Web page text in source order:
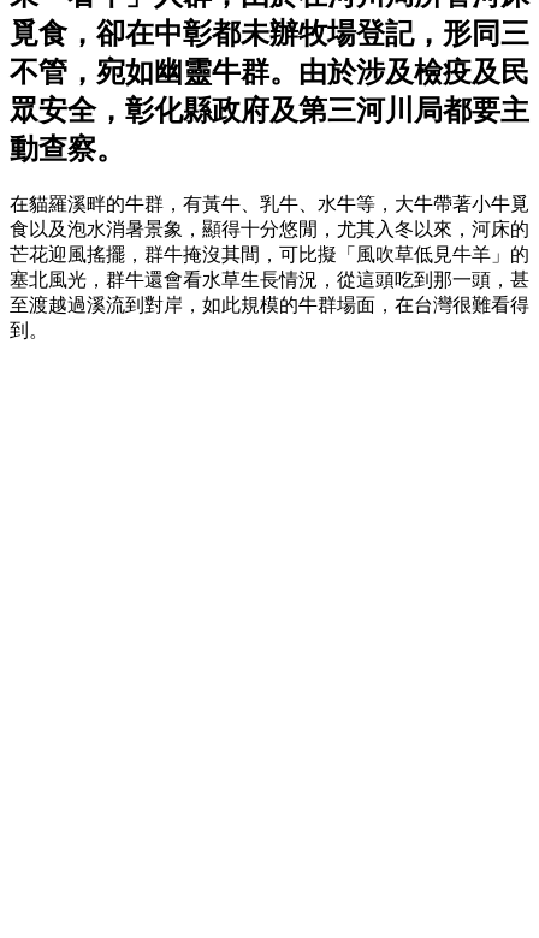
覓食，卻在中彰都未辦牧場登記，形同三
不管，宛如幽靈牛群。由於涉及檢疫及民
眾安全，彰化縣政府及第三河川局都要主
動查察。
在貓羅溪畔的牛群，有黃牛、乳牛、水牛等，大牛帶著小牛覓
食以及泡水消暑景象，顯得十分悠閒，尤其入冬以來，河床的
芒花迎風搖擺，群牛掩沒其間，可比擬「風吹草低見牛羊」的
塞北風光，群牛還會看水草生長情況，從這頭吃到那一頭，甚
至渡越過溪流到對岸，如此規模的牛群場面，在台灣很難看得
到。